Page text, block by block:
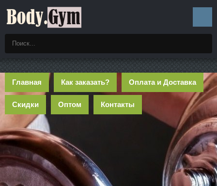
Главная Как заказать? Оплата и Доставка
Скидки Оптом Контакты